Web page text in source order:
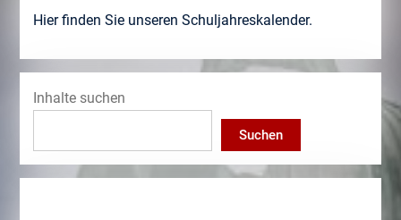
Hier finden Sie unseren Schuljahreskalender.
Inhalte suchen
Suchen